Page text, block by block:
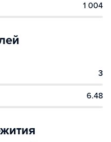
1 004
3
6.48